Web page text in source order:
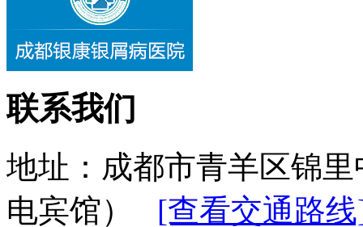
联系我们
地址：成都市青羊区锦
电宾馆） [查看交通路